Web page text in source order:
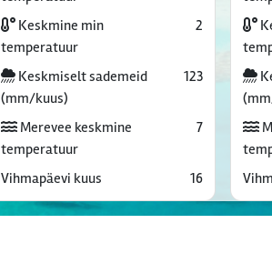
Keskmine min
temperatuur
2
Keskmiselt sademeid
(mm/kuus)
123
Merevee keskmine
temperatuur
7
Vihmapäevi kuus 16